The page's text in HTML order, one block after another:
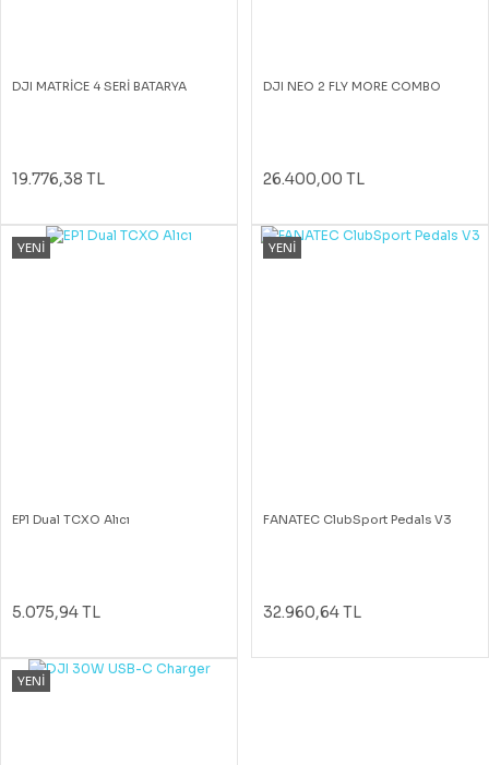
DJI MATRİCE 4 SERİ BATARYA
19.776,38 TL
DJI NEO 2 FLY MORE COMBO
26.400,00 TL
YENİ
EP1 Dual TCXO Alıcı
5.075,94 TL
YENİ
FANATEC ClubSport Pedals V3
32.960,64 TL
YENİ